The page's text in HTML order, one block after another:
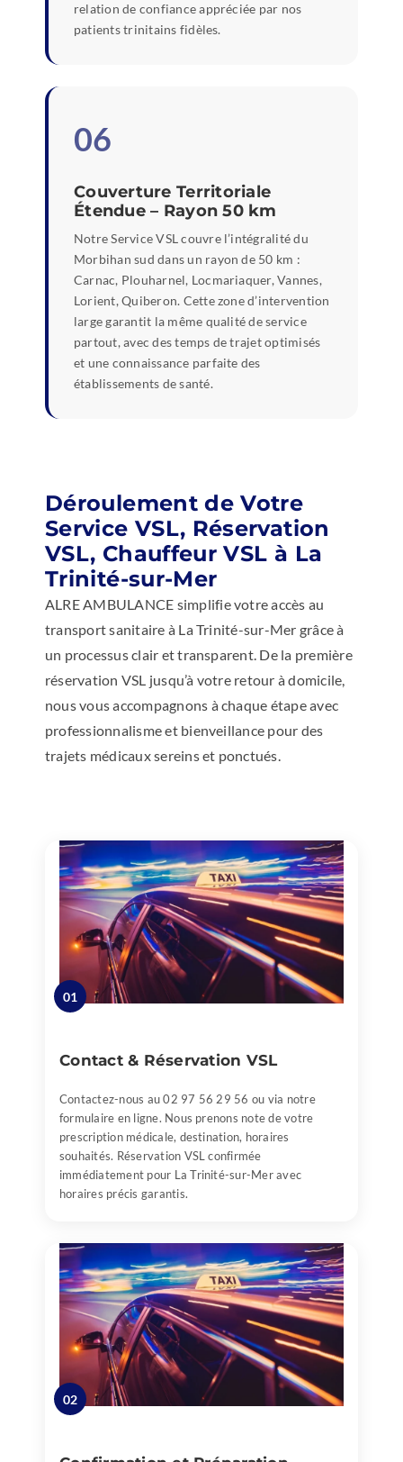
relation de confiance appréciée par nos
patients trinitains fidèles.
06
Couverture Territoriale
Étendue – Rayon 50 km
Notre Service VSL couvre l’intégralité du
Morbihan sud dans un rayon de 50 km :
Carnac, Plouharnel, Locmariaquer, Vannes,
Lorient, Quiberon. Cette zone d’intervention
large garantit la même qualité de service
partout, avec des temps de trajet optimisés
et une connaissance parfaite des
établissements de santé.
Déroulement de Votre
Service VSL, Réservation
VSL, Chauffeur VSL à La
Trinité-sur-Mer
ALRE AMBULANCE simplifie votre accès au
transport sanitaire à La Trinité-sur-Mer grâce à
un processus clair et transparent. De la première
réservation VSL jusqu’à votre retour à domicile,
nous vous accompagnons à chaque étape avec
professionnalisme et bienveillance pour des
trajets médicaux sereins et ponctués.
01
Contact & Réservation VSL
Contactez-nous au 02 97 56 29 56 ou via notre
formulaire en ligne. Nous prenons note de votre
prescription médicale, destination, horaires
souhaités. Réservation VSL confirmée
immédiatement pour La Trinité-sur-Mer avec
horaires précis garantis.
02